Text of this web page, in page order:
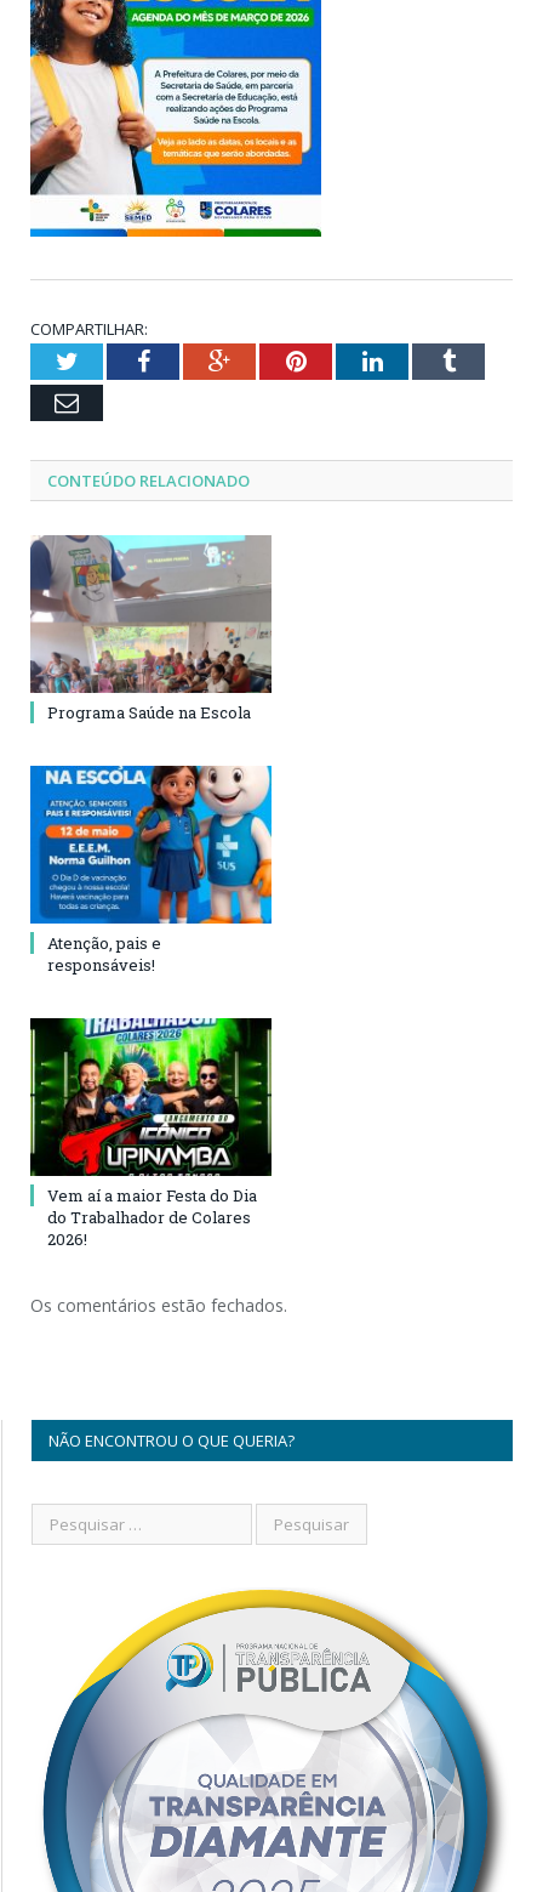
COMPARTILHAR:
TwitterFacebookGoogle+PinterestLinkedInTumblr
Email
CONTEÚDO RELACIONADO
Programa Saúde na Escola
Atenção, pais e
responsáveis!
Vem aí a maior Festa do Dia
do Trabalhador de Colares
2026!
Os comentários estão fechados.
NÃO ENCONTROU O QUE QUERIA?